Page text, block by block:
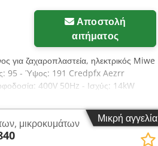
Αποστολή
αιτήματος
για ζαχαροπλαστεία, ηλεκτρικός Miwe
95 - Ύψος: 191 Credpfx Aezrr
400V 50Hz - Ισχύς: 14kW
χρεώσιμες επιλογές: μεταφορά.
ΡΩΣΙΚΆ, ΟΥΚΡΑΪΝΙΚΆ. Στην
φούρνους με ράφια, φούρνους
πετρελαίου, φούρνους αερίου,
Μικρή αγγελία
μικροκυμάτων